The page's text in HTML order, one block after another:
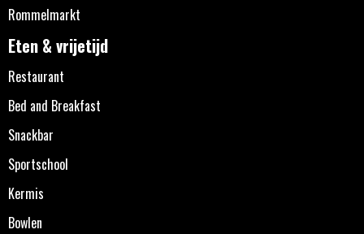
Rommelmarkt
Eten & vrijetijd
Restaurant
Bed and Breakfast
Snackbar
Sportschool
Kermis
Bowlen